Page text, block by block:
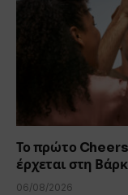
Το πρώτο
έρχεται στη
06/08/2026